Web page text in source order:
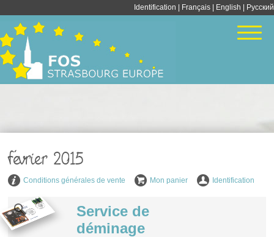
Identification Français English | Pусский
février 2015
Conditions générales de vente Mon panier Identification
Service de
déminage